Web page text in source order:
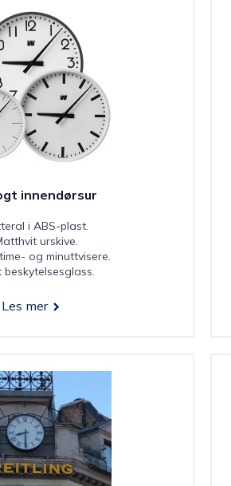
innendørsur
i ABS-plast.
urskive.
og minuttvisere.
beskytelsesglass.
Les mer